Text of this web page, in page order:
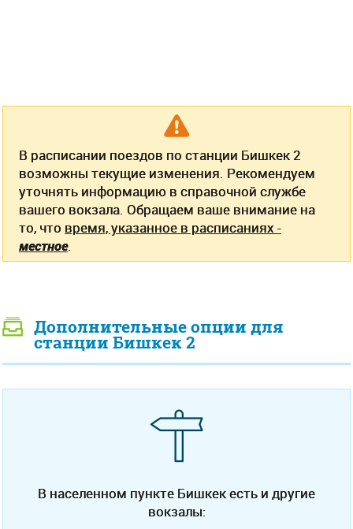
В расписании поездов по станции Бишкек 2
возможны текущие изменения. Рекомендуем
уточнять информацию в справочной службе
вашего вокзала. Обращаем ваше внимание на
то, что время, указанное в расписаниях -
местное.
Дополнительные опции для
станции Бишкек 2
В населенном пункте Бишкек есть и другие
вокзалы: